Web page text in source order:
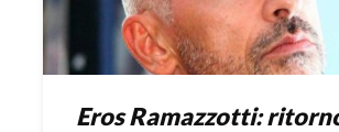
Eros Ramazzotti: